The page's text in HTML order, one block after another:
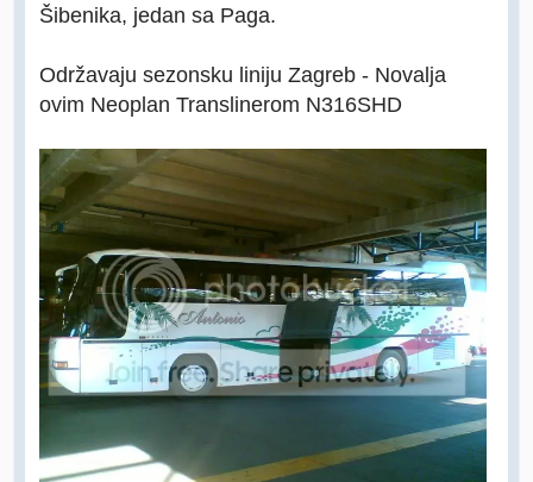
Šibenika, jedan sa Paga.
Održavaju sezonsku liniju Zagreb - Novalja
ovim Neoplan Translinerom N316SHD